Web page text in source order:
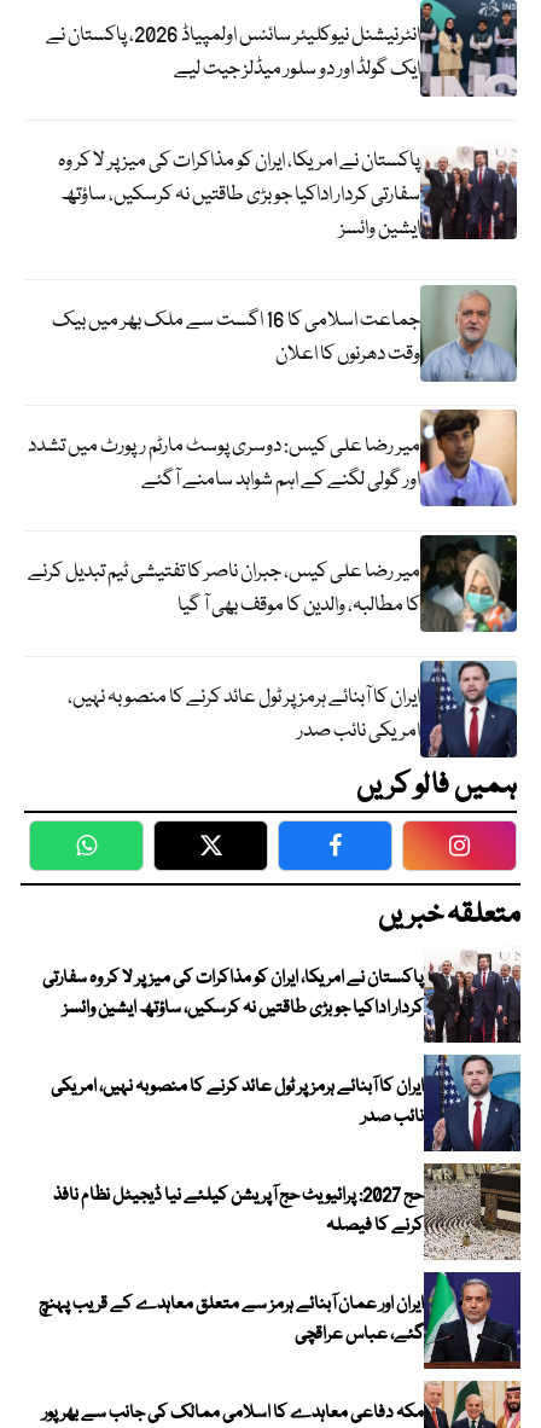
انٹرنیشنل نیوکلیئر سائنس اولمپیاڈ 2026، پاکستان نے
ایک گولڈ اور دو سلور میڈلز جیت لیے
پاکستان نے امریکا، ایران کو مذاکرات کی میز پر لا کر وہ
سفارتی کردار اداکیا جو بڑی طاقتیں نہ کرسکیں، ساؤتھ
ایشین وائسز
جماعت اسلامی کا 16 اگست سے ملک بھر میں بیک
وقت دھرنوں کا اعلان
میر رضا علی کیس: دوسری پوسٹ مارٹم رپورٹ میں تشدد
اور گولی لگنے کے اہم شواہد سامنے آگئے
میر رضا علی کیس، جبران ناصر کا تفتیشی ٹیم تبدیل کرنے
کا مطالبہ، والدین کا موقف بھی آ گیا
ایران کا آبنائے ہرمز پر ٹول عائد کرنے کا منصوبہ نہیں،
امریکی نائب صدر
ہمیں فالو کریں
WhatsApp Twitter Facebook
متعلقہ خبریں
پاکستان نے امریکا، ایران کو مذاکرات کی میز پر لا کر وہ سفارتی
کردار اداکیا جو بڑی طاقتیں نہ کرسکیں، ساؤتھ ایشین وائسز
ایران کا آبنائے ہرمز پر ٹول عائد کرنے کا منصوبہ نہیں، امریکی
نائب صدر
حج 2027: پرائیویٹ حج آپریشن کیلئے نیا ڈیجیٹل نظام نافذ
کرنے کا فیصلہ
ایران اور عمان آبنائے ہرمز سے متعلق معاہدے کے قریب پہنچ
گئے، عباس عراقچی
مکہ دفاعی معاہدے کا اسلامی ممالک کی جانب سے بھرپور